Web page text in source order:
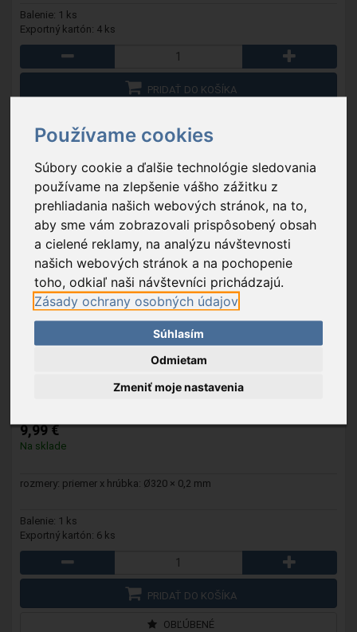
Používame cookies
Súbory cookie a ďalšie technológie sledovania
používame na zlepšenie vášho zážitku z
prehliadania našich webových stránok, na to,
aby sme vám zobrazovali prispôsobený obsah
a cielené reklamy, na analýzu návštevnosti
našich webových stránok a na pochopenie
toho, odkiaľ naši návštevníci prichádzajú.
Zásady ochrany osobných údajov
Súhlasím
Odmietam
Zmeniť moje nastavenia
Balenie: 1 ks
Exportný kartón: 4 ks
PRIDAŤ DO KOŠÍKA
- Barbecook BC-ACC-7438 grilovacia platňa, 2
ks, priemer 32 cm
9,99 €
Na sklade
rozmery: priemer x hrúbka: Ø320 × 0,2 mm
Balenie: 1 ks
Exportný kartón: 6 ks
PRIDAŤ DO KOŠÍKA
OBĽÚBENÉ